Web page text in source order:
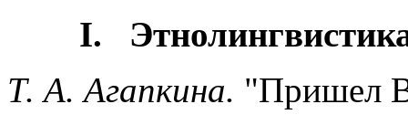
I.
Т. А. Агапкина. "Пришел